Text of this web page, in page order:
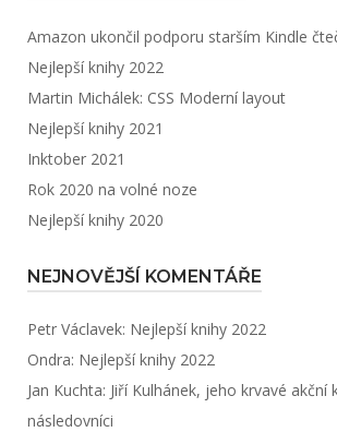
Amazon ukončil podporu starším Kindle
Nejlepší knihy 2022
Martin Michálek: CSS Moderní layout
Nejlepší knihy 2021
Inktober 2021
Rok 2020 na volné noze
Nejlepší knihy 2020
NEJNOVĚJŠÍ KOMENTÁŘE
Petr Václavek: Nejlepší knihy 2022
Ondra: Nejlepší knihy 2022
Jan Kuchta: Jiří Kulhánek, jeho krvavé akční
následovníci